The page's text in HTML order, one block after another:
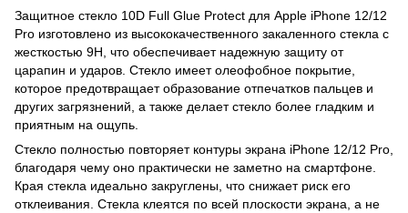
Защитное стекло 10D Full Glue Protect для Apple iPhone 12/12
Pro изготовлено из высококачественного закаленного стекла с
жесткостью 9H, что обеспечивает надежную защиту от
царапин и ударов. Стекло имеет олеофобное покрытие,
которое предотвращает образование отпечатков пальцев и
других загрязнений, а также делает стекло более гладким и
приятным на ощупь.
Стекло полностью повторяет контуры экрана iPhone 12/12 Pro,
благодаря чему оно практически не заметно на смартфоне.
Края стекла идеально закруглены, что снижает риск его
отклеивания. Стекла клеятся по всей плоскости экрана, а не